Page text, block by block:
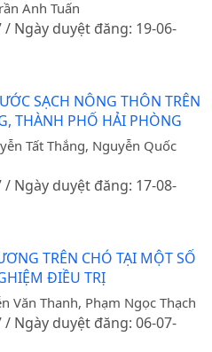
Anh Tuấn
/ Ngày duyệt đăng: 19-06-
SẠCH NÔNG THÔN TRÊN
THÀNH PHỐ HẢI PHÒNG
Tất Thắng, Nguyễn Quốc
/ Ngày duyệt đăng: 17-08-
TRÊN CHÓ TẠI MỘT SỐ
ĐIỀU TRỊ
Văn Thanh, Phạm Ngọc Thạch
/ Ngày duyệt đăng: 06-07-